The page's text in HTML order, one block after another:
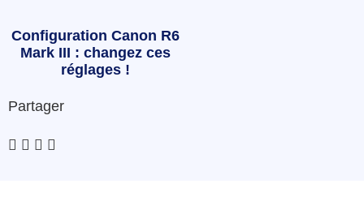
Configuration Canon R6
Mark III : changez ces
réglages !
Partager